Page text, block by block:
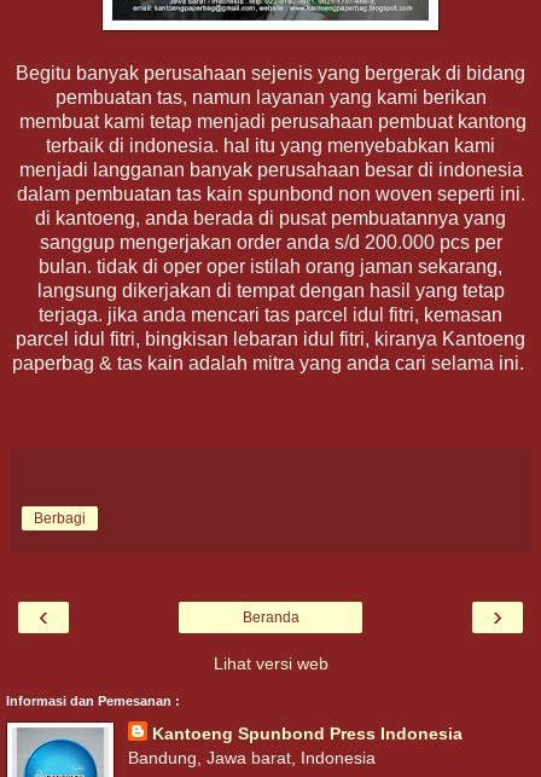
Begitu banyak perusahaan sejenis yang bergerak di bidang
pembuatan tas, namun layanan yang kami berikan
membuat kami tetap menjadi perusahaan pembuat kantong
terbaik di indonesia. hal itu yang menyebabkan kami
menjadi langganan banyak perusahaan besar di indonesia
dalam pembuatan tas kain spunbond non woven seperti ini.
di kantoeng, anda berada di pusat pembuatannya yang
sanggup mengerjakan order anda s/d 200.000 pcs per
bulan. tidak di oper oper istilah orang jaman sekarang,
langsung dikerjakan di tempat dengan hasil yang tetap
terjaga. jika anda mencari tas parcel idul fitri, kemasan
parcel idul fitri, bingkisan lebaran idul fitri, kiranya Kantoeng
paperbag & tas kain adalah mitra yang anda cari selama ini.
Berbagi
‹ ›
Beranda
Lihat versi web
Informasi dan Pemesanan :
Kantoeng Spunbond Press Indonesia
Bandung, Jawa barat, Indonesia